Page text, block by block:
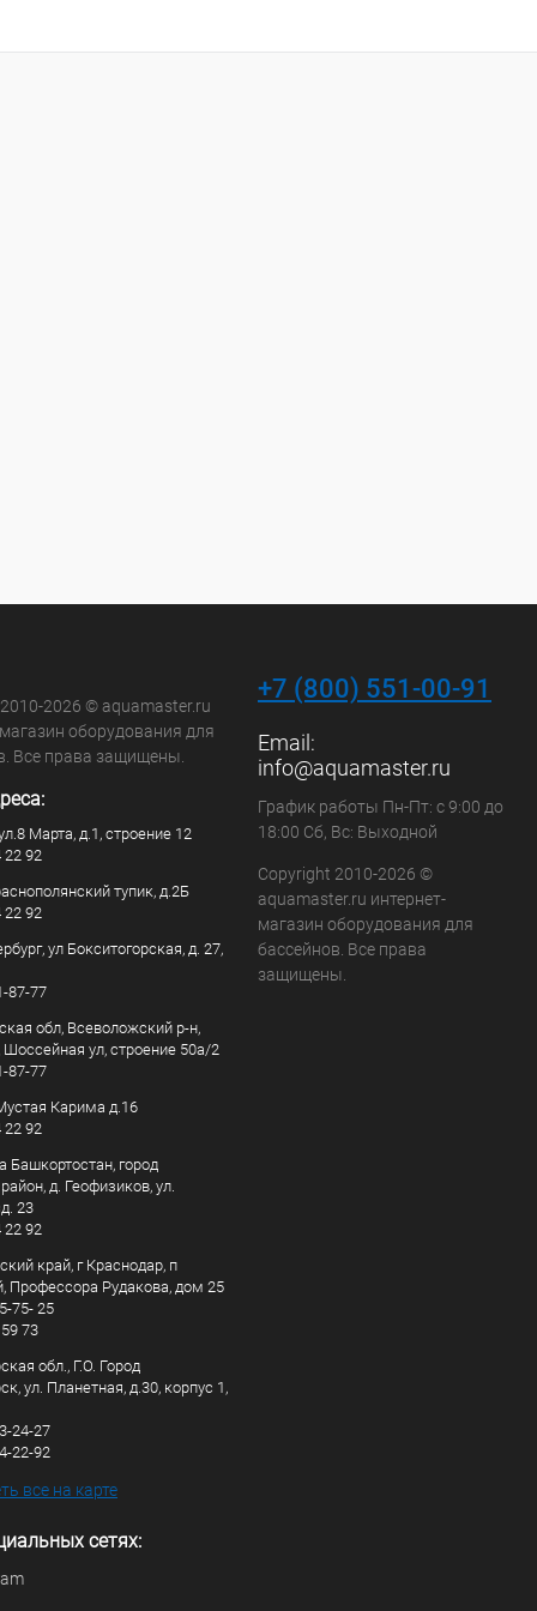
2026 © aquamaster.ru
оборудования для
Все права защищены.
Марта, д.1, строение 12
22 92
тупик, д.2Б
22 92
ул Бокситогорская, д. 27,
87-77
обл, Всеволожский р-н,
Шоссейная ул, строение 50а/2
87-77
Карима д.16
22 92
Башкортостан, город
д. Геофизиков, ул.
23
22 92
край, г Краснодар, п
Профессора Рудакова, дом 25
75- 25
73
обл., Г.О. Город
ул. Планетная, д.30, корпус 1,
24-27
22-92
все на карте
сетях:
+7 (800) 551-00-91
Email:
info@aquamaster.ru
График работы Пн-Пт: с 9:00 до
18:00 Сб, Вс: Выходной
Copyright 2010-2026 ©
aquamaster.ru интернет-
магазин оборудования для
бассейнов. Все права
защищены.